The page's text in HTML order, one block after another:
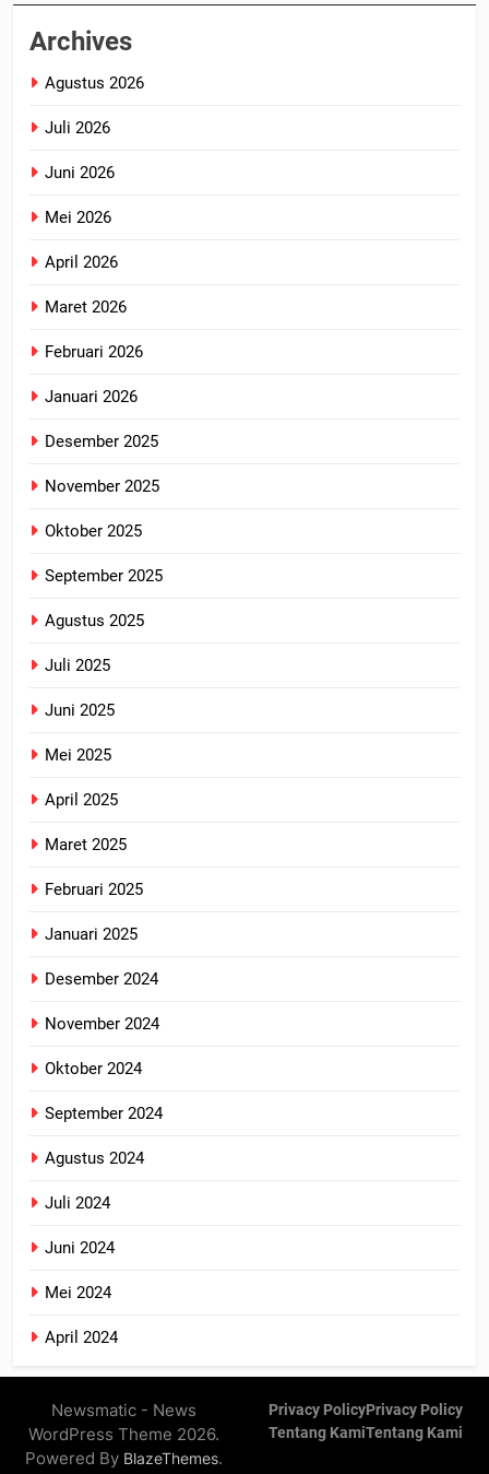
Archives
Agustus 2026
Juli 2026
Juni 2026
Mei 2026
April 2026
Maret 2026
Februari 2026
Januari 2026
Desember 2025
November 2025
Oktober 2025
September 2025
Agustus 2025
Juli 2025
Juni 2025
Mei 2025
April 2025
Maret 2025
Februari 2025
Januari 2025
Desember 2024
November 2024
Oktober 2024
September 2024
Agustus 2024
Juli 2024
Juni 2024
Mei 2024
April 2024
Newsmatic - News
WordPress Theme 2026.
Powered By BlazeThemes.
Privacy PolicyPrivacy Policy
Tentang KamiTentang Kami